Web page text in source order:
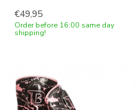
€49,95
Order before 16:00 same day
shipping!